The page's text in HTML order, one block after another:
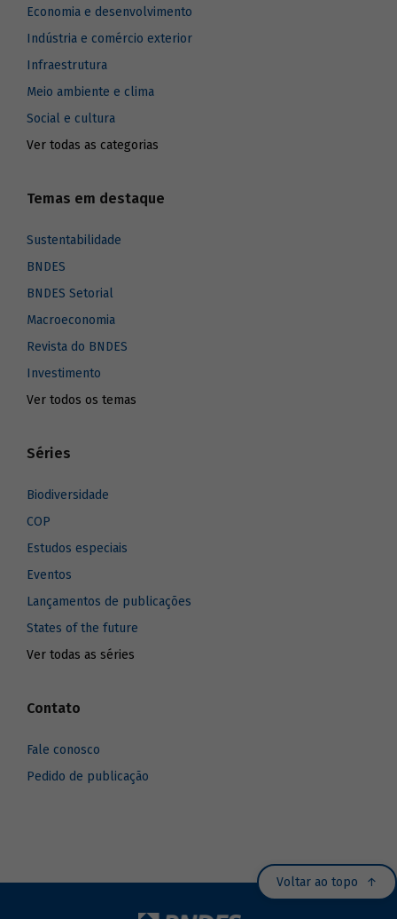
Economia e desenvolvimento
Indústria e comércio exterior
Infraestrutura
Meio ambiente e clima
Social e cultura
Ver todas as categorias
Temas em destaque
Sustentabilidade
BNDES
BNDES Setorial
Macroeconomia
Revista do BNDES
Investimento
Ver todos os temas
Séries
Biodiversidade
COP
Estudos especiais
Eventos
Lançamentos de publicações
States of the future
Ver todas as séries
Contato
Fale conosco
Pedido de publicação
Voltar ao topo